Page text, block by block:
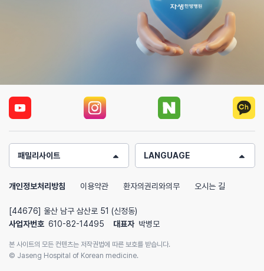
패밀리사이트 LANGUAGE
개인정보처리방침 이용약관 환자의권리와의무 오시는 길
[44676] 울산 남구 삼산로 51 (신정동)
사업자번호 610-82-14495 대표자 박병모
본 사이트의 모든 컨텐츠는 저작권법에 따른 보호를 받습니다.
© Jaseng Hospital of Korean medicine.